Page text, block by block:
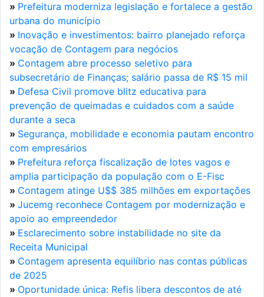
» Prefeitura moderniza legislação e fortalece a gestão
urbana do município
» Inovação e investimentos: bairro planejado reforça
vocação de Contagem para negócios
» Contagem abre processo seletivo para
subsecretário de Finanças; salário passa de R$ 15 mil
» Defesa Civil promove blitz educativa para
prevenção de queimadas e cuidados com a saúde
durante a seca
» Segurança, mobilidade e economia pautam encontro
com empresários
» Prefeitura reforça fiscalização de lotes vagos e
amplia participação da população com o E-Fisc
» Contagem atinge U$$ 385 milhões em exportações
» Jucemg reconhece Contagem por modernização e
apoio ao empreendedor
» Esclarecimento sobre instabilidade no site da
Receita Municipal
» Contagem apresenta equilíbrio nas contas públicas
de 2025
» Oportunidade única: Refis libera descontos de até